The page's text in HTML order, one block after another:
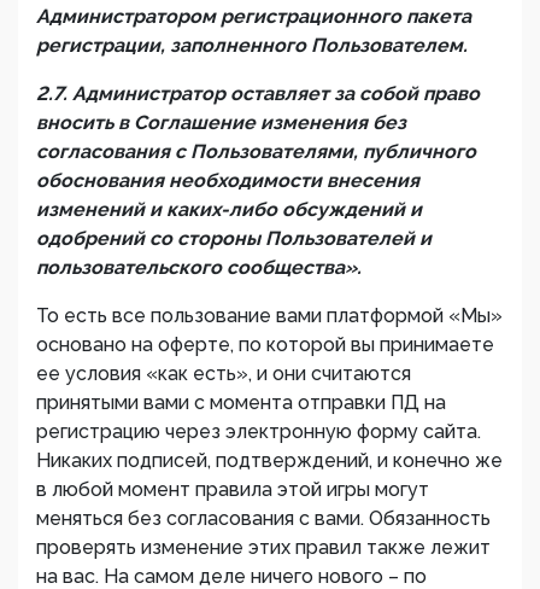
Администратором регистрационного пакета
регистрации, заполненного Пользователем.
2.7. Администратор оставляет за собой право
вносить в Соглашение изменения без
согласования с Пользователями, публичного
обоснования необходимости внесения
изменений и каких-либо обсуждений и
одобрений со стороны Пользователей и
пользовательского сообщества».
То есть все пользование вами платформой «Мы»
основано на оферте, по которой вы принимаете
ее условия «как есть», и они считаются
принятыми вами с момента отправки ПД на
регистрацию через электронную форму сайта.
Никаких подписей, подтверждений, и конечно же
в любой момент правила этой игры могут
меняться без согласования с вами. Обязанность
проверять изменение этих правил также лежит
на вас. На самом деле ничего нового – по